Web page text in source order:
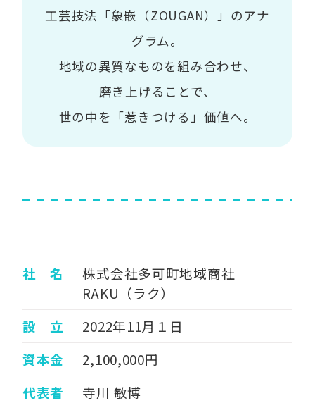
工芸技法「象嵌（ZOUGAN）」のアナ
グラム。
地域の異質なものを組み合わせ、
磨き上げることで、
世の中を「惹きつける」価値へ。
社 名
株式会社多可町地域商社
RAKU（ラク）
設 立
2022年11月１日
資本金
2,100,000円
代表者
寺川 敏博